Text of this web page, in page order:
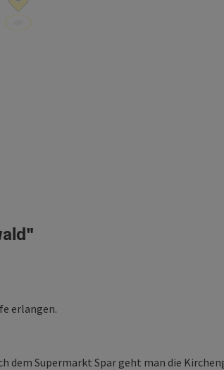
erlangen.
Supermarkt Spar geht man die